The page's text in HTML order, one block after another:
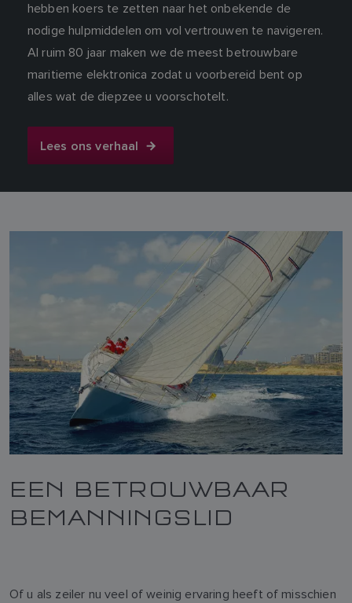
hebben koers te zetten naar het onbekende de
nodige hulpmiddelen om vol vertrouwen te navigeren.
Al ruim 80 jaar maken we de meest betrouwbare
maritieme elektronica zodat u voorbereid bent op
alles wat de diepzee u voorschotelt.
Lees ons verhaal
EEN BETROUWBAAR
BEMANNINGSLID
Of u als zeiler nu veel of weinig ervaring heeft of misschien